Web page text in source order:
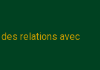
relations avec